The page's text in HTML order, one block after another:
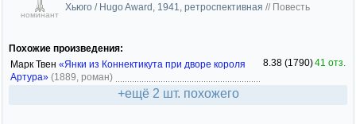
номинант
Хьюго / Hugo Award, 1941, ретроспективная // Повесть
Похожие произведения:
Марк Твен «Янки из Коннектикута при дворе короля
Артура» (1889, роман)
8.38 (1790)41 отз.
+ещё 2 шт. похожего